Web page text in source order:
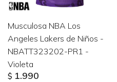
Musculosa NBA Los
Angeles Lakers de Niños -
NBATT323202-PR1 -
Violeta
$ 1.990